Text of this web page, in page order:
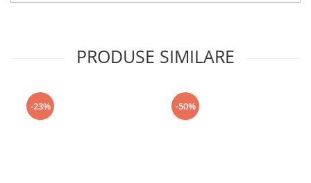
PRODUSE SIMILARE
-23% -50%